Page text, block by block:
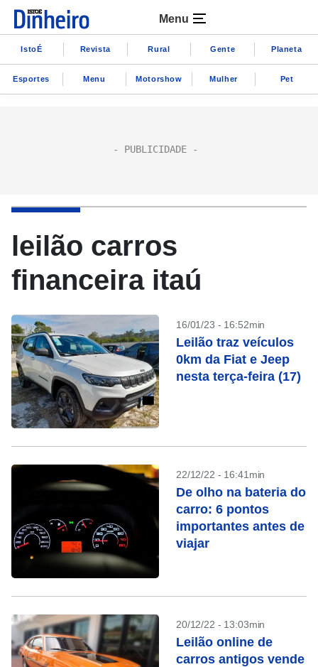
Menu
IstoÉ Revista Rural Gente Planeta
Esportes Menu Motorshow Mulher Pet
leilão carros
financeira itaú
16/01/23 - 16:52min
Leilão traz veículos
0km da Fiat e Jeep
nesta terça-feira (17)
22/12/22 - 16:41min
De olho na bateria do
carro: 6 pontos
importantes antes de
viajar
20/12/22 - 13:03min
Leilão online de
carros antigos vende